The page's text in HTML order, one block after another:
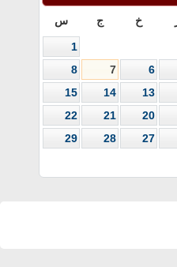
خ ج س
1
6
7
8
13
14
15
20
21
22
27
28
29